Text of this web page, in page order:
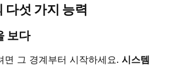
다섯 가지 능력
보다
면 그 경계부터 시작하세요. 시스템